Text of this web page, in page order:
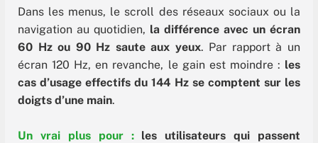
Dans les menus, le scroll des réseaux sociaux ou la
navigation au quotidien, la différence avec un écran
60 Hz ou 90 Hz saute aux yeux. Par rapport à un
écran 120 Hz, en revanche, le gain est moindre : les
cas d’usage effectifs du 144 Hz se comptent sur les
doigts d’une main.
Un vrai plus pour :les utilisateurs qui passent